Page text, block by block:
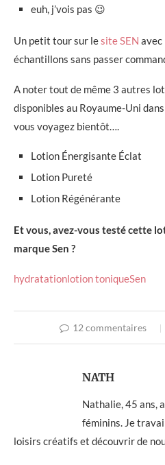
euh, j’vois pas 😉
Un petit tour sur lesite SEN avec
échantillons sans passer
A noter tout de même 3 autres
disponibles au Royaume-Uni
vous voyagez bientôt….
Lotion Énergisante Éclat
Lotion Pureté
Lotion Régénérante
Et vous, avez-vous testé cette
marque Sen ?
hydratationlotion toniqueSen
12 commentaires
NATH
Nathalie, 45 ans,
féminins. Je
loisirs créatifs et découvrir de